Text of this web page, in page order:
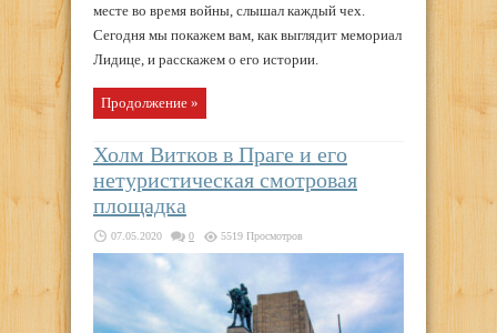
месте во время войны, слышал каждый чех.
Сегодня мы покажем вам, как выглядит мемориал
Лидице, и расскажем о его истории.
Продолжение »
Холм Витков в Праге и его
нетуристическая смотровая
площадка
07.05.2020 0 5519 Просмотров